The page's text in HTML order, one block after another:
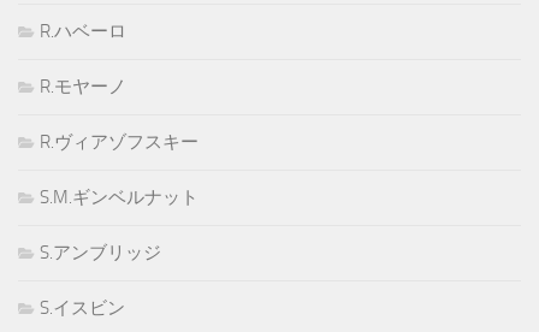
R.ハベーロ
R.モヤーノ
R.ヴィアゾフスキー
S.M.ギンベルナット
S.アンブリッジ
S.イスビン